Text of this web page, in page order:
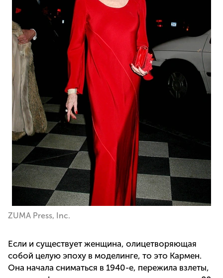
ZUMA Press, Inc.
Если и существует женщина, олицетворяющая
собой целую эпоху в моделинге, то это Кармен.
Она начала сниматься в 1940-е, пережила взлеты,